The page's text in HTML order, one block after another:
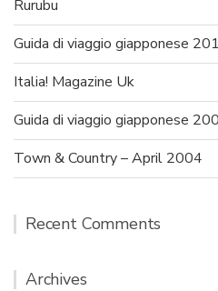
Rurubu
Guida di viaggio giapponese
Italia! Magazine Uk
Guida di viaggio giapponese
Town & Country – April 2004
Recent Comments
Archives